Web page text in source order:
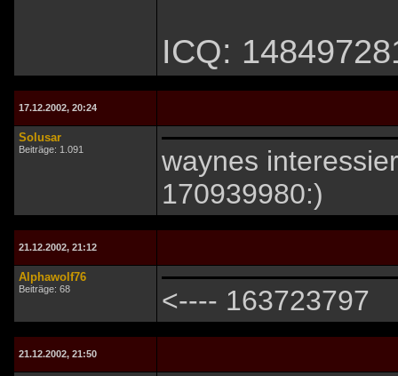
ICQ:
17.12.2002, 20:24
Solusar
Beiträge: 1.091
waynes
170939980:)
21.12.2002, 21:12
Alphawolf76
Beiträge: 68 <---- 163723797
21.12.2002, 21:50